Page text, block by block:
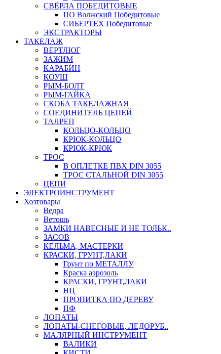
СВЁРЛА ПОБЕДИТОВЫЕ
ПО Волжский Победитовые
СИБЕРТЕХ Победитовые
ЭКСТРАКТОРЫ
ТАКЕЛАЖ
ВЕРТЛЮГ
ЗАЖИМ
КАРАБИН
КОУШ
РЫМ-БОЛТ
РЫМ-ГАЙКА
СКОБА ТАКЕЛАЖНАЯ
СОЕДИНИТЕЛЬ ЦЕПЕЙ
ТАЛРЕП
КОЛЬЦО-КОЛЬЦО
КРЮК-КОЛЬЦО
КРЮК-КРЮК
ТРОС
В ОПЛЕТКЕ ПВХ DIN 3055
ТРОС СТАЛЬНОЙ DIN 3055
ЦЕПИ
ЭЛЕКТРОИНСТРУМЕНТ
Хозтовары
Ведра
Ветошь
ЗАМКИ НАВЕСНЫЕ И НЕ ТОЛЬК..
ЗАСОВ
КЕЛЬМА, МАСТЕРКИ
КРАСКИ, ГРУНТ,ЛАКИ
Грунт по МЕТАЛЛУ
Краска аэрозоль
КРАСКИ, ГРУНТ,ЛАКИ
НЦ
ПРОПИТКА ПО ДЕРЕВУ
ПФ
ЛОПАТЫ
ЛОПАТЫ-СНЕГОВЫЕ, ЛЕДОРУБ..
МАЛЯРНЫЙ ИНСТРУМЕНТ
ВАЛИКИ